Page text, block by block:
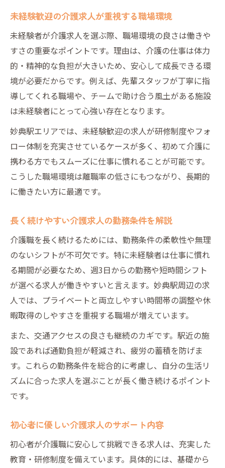
未経験歓迎の介護求人が重視する職場環境
未経験者が介護求人を選ぶ際、職場環境の良さは働きや
すさの重要なポイントです。理由は、介護の仕事は体力
的・精神的な負担が大きいため、安心して成長できる環
境が必要だからです。例えば、先輩スタッフが丁寧に指
導してくれる職場や、チームで助け合う風土がある施設
は未経験者にとって心強い存在となります。
妙典駅エリアでは、未経験歓迎の求人が研修制度やフォ
ロー体制を充実させているケースが多く、初めて介護に
携わる方でもスムーズに仕事に慣れることが可能です。
こうした職場環境は離職率の低さにもつながり、長期的
に働きたい方に最適です。
長く続けやすい介護求人の勤務条件を解説
介護職を長く続けるためには、勤務条件の柔軟性や無理
のないシフトが不可欠です。特に未経験者は仕事に慣れ
る期間が必要なため、週3日からの勤務や短時間シフト
が選べる求人が働きやすいと言えます。妙典駅周辺の求
人では、プライベートと両立しやすい時間帯の調整や休
暇取得のしやすさを重視する職場が増えています。
また、交通アクセスの良さも継続のカギです。駅近の施
設であれば通勤負担が軽減され、疲労の蓄積を防げま
す。これらの勤務条件を総合的に考慮し、自分の生活リ
ズムに合った求人を選ぶことが長く働き続けるポイント
です。
初心者に優しい介護求人のサポート内容
初心者が介護職に安心して挑戦できる求人は、充実した
教育・研修制度を備えています。具体的には、基礎から